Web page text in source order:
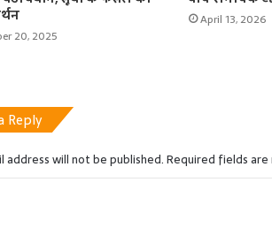
20, 2025
April 13, 2026
Reply
address will not be published.Required fields are